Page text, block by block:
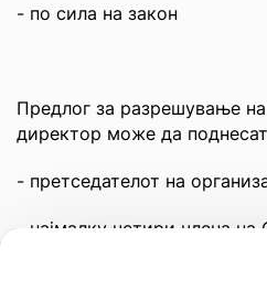
- по сила на закон
Предлог за разрешување
директор може да
- претседателот на
- најмалку четири члена